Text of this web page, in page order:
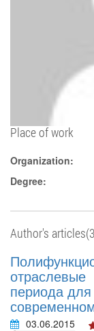
Place of work
Organization:
Degree:
Author's
периода для
03.06.2015